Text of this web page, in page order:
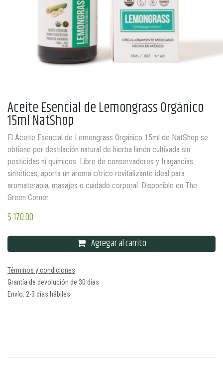
Aceite Esencial de Lemongrass Orgánico
15ml NatShop
El Aceite Esencial de Lemongrass Orgánico 15ml de NatShop se
obtiene por destilación natural de hierba limón cultivada sin
pesticidas ni químicos. Libre de conservadores y fragancias
sintéticas, aporta un aroma cítrico revitalizante ideal para
aromaterapia, masajes o cuidado corporal. Disponible en The
Green Corner.
$170.00
Agregar al carrito
Términos y condiciones
Grantía de devolución de 30 días
Envío: 2-3 días hábiles